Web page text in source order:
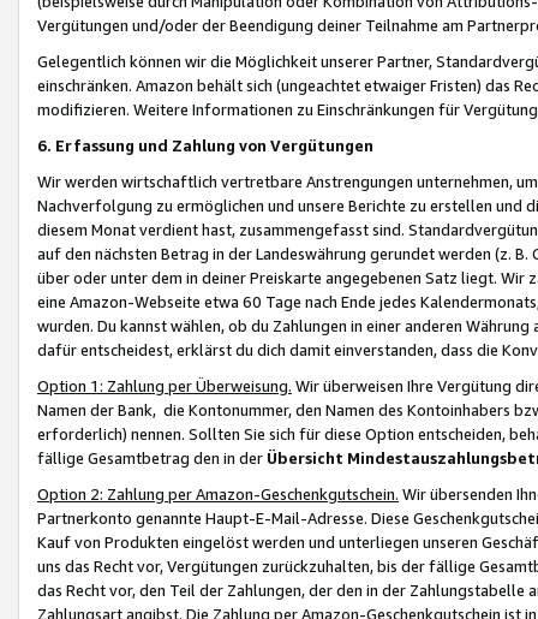
Vergütungen und/oder der Beendigung deiner Teilnahme am
Gelegentlich können wir die Möglichkeit unserer Partner,
einschränken. Amazon behält sich (ungeachtet etwaiger Fristen) das
modifizieren. Weitere Informationen zu Einschränkungen für
6. Erfassung und Zahlung von Vergütungen
Wir werden wirtschaftlich vertretbare Anstrengungen unternehmen,
Nachverfolgung zu ermöglichen und unsere Berichte zu erstellen und
diesem Monat verdient hast, zusammengefasst sind.
auf den nächsten Betrag in der Landeswährung gerundet werden (z.
über oder unter dem in deiner Preiskarte angegebenen Satz liegt.
eine Amazon-Webseite etwa 60 Tage nach Ende jedes
wurden. Du kannst wählen, ob du Zahlungen in einer anderen
dafür entscheidest, erklärst du dich damit einverstanden, dass die
Option 1: Zahlung per Überweisung. Wir überweisen Ihre Vergütung
Namen der Bank, die Kontonummer, den Namen des Kontoinhabers
erforderlich) nennen. Sollten Sie sich für diese Option entscheiden,
fällige Gesamtbetrag den in der Übersicht
Option 2: Zahlung per Amazon-Geschenkgutschein. Wir übersenden
Partnerkonto genannte Haupt-E-Mail-Adresse. Diese
Kauf von Produkten eingelöst werden und unterliegen unseren
uns das Recht vor, Vergütungen zurückzuhalten, bis der fällige
das Recht vor, den Teil der Zahlungen, der den in der
Zahlungsart angibst. Die Zahlung per Amazon-Geschenkgutschein ist